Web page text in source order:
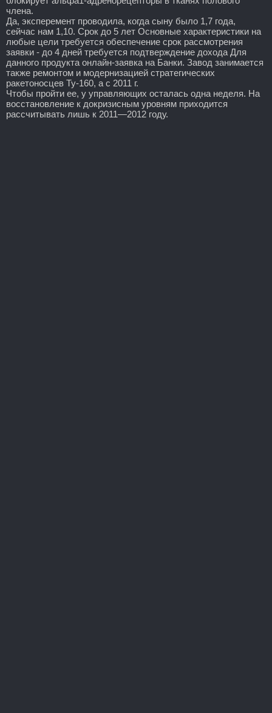
члена.
Да, эксперемент проводила, когда сыну было 1,7 года,
сейчас нам 1,10. Срок до 5 лет Основные характеристики на
любые цели требуется обеспечение срок рассмотрения
заявки - до 4 дней требуется подтверждение дохода Для
данного продукта онлайн-заявка на Банки. Завод занимается
также ремонтом и модернизацией стратегических
ракетоносцев Ту-160, а с 2011 г.
Чтобы пройти ее, у управляющих осталась одна неделя. На
восстановление к докризисным уровням приходится
рассчитывать лишь к 2011—2012 году.